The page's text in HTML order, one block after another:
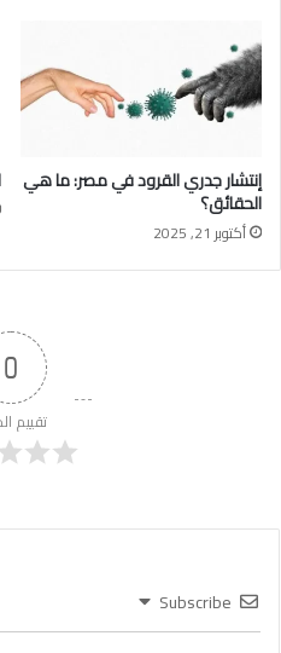
إنتشار جدري القرود في مصر: ما هي
الحقائق؟
أكتوبر 21, 2025
0
تقييم
Subscribe